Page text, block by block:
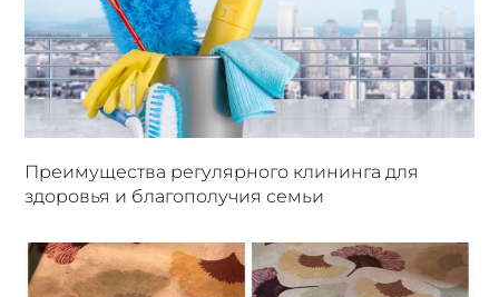
Преимущества регулярного клининга для
здоровья и благополучия семьи